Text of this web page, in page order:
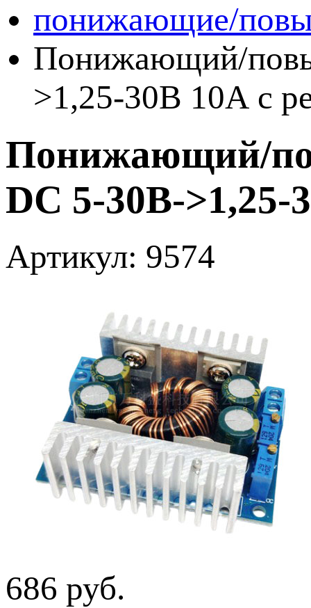
понижающие/
Понижающий/
>1,25-30В 10А с
Понижающий/
DC 5-30В->1,25-
Артикул: 9574
686 руб.